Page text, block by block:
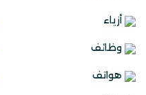
أزياء
وظائف
هواتف